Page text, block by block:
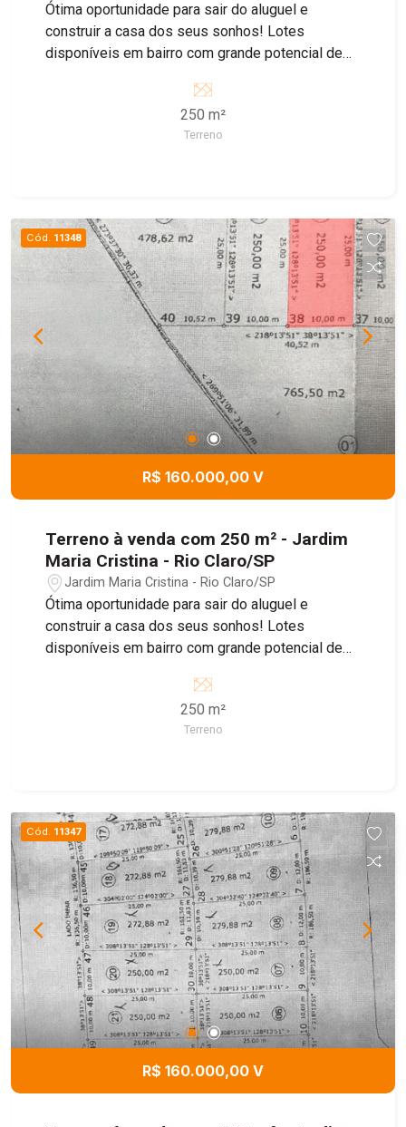
Ótima oportunidade para sair do aluguel e
construir a casa dos seus sonhos! Lotes
disponíveis em bairro com grande potencial de
250 m²
Terreno
Cód. 11348
R$ 160.000,00 V
Terreno à venda com 250 m² - Jardim
Maria Cristina - Rio Claro/SP
Jardim Maria Cristina - Rio Claro/SP
Ótima oportunidade para sair do aluguel e
construir a casa dos seus sonhos! Lotes
disponíveis em bairro com grande potencial de
250 m²
Terreno
Cód. 11347
R$ 160.000,00 V